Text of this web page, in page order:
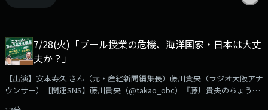
➡https://www.obc1314.co.jp/bangumi/chodo/佐々木さんへのご質問
SNSでは #ちょうどえぇラジオを付けて呟いて下さいね
7/28(火)「プール授業の危機、海洋国家・日本は大丈
夫か？」
【出演】安本寿久 さん（元・産経新聞編集長）藤川貴央（ラジオ大阪アナ
ウンサー）【関連SNS】藤川貴央（@takao_obc）『藤川貴央のちょうど